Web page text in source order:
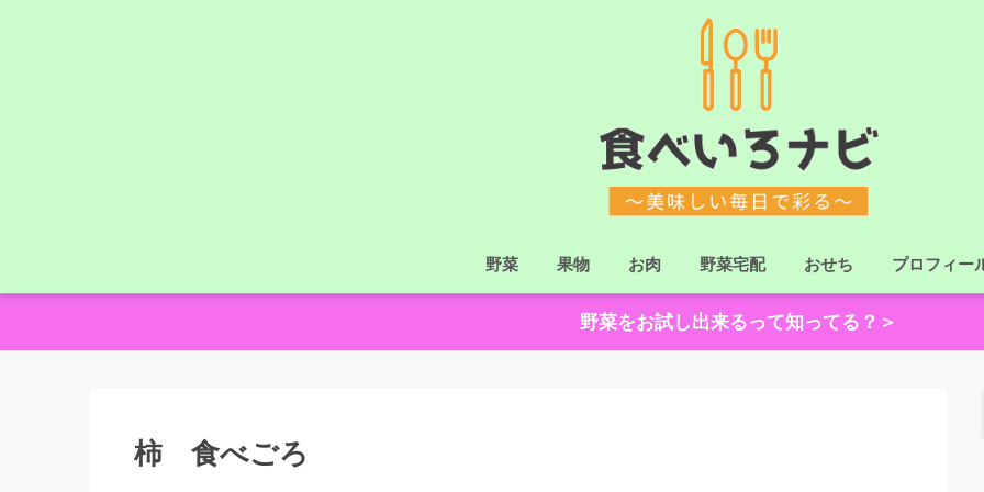
野菜 果物 お肉 野菜宅配 おせち プロフィー
野菜をお試し出来るって知ってる？＞
柿 食べごろ